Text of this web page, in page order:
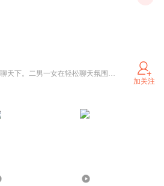
仗剑走天涯，开麦聊天下。二男一女在轻松聊天氛围中陪伴您每一天。每周三、日晚21：00更新（三七二十一）。
加关注